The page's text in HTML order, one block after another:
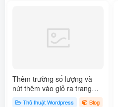
Thêm trường số lượng và
nút thêm vào giỏ ra trang
shop – woocommerce
Thủ thuật Wordpress Blog